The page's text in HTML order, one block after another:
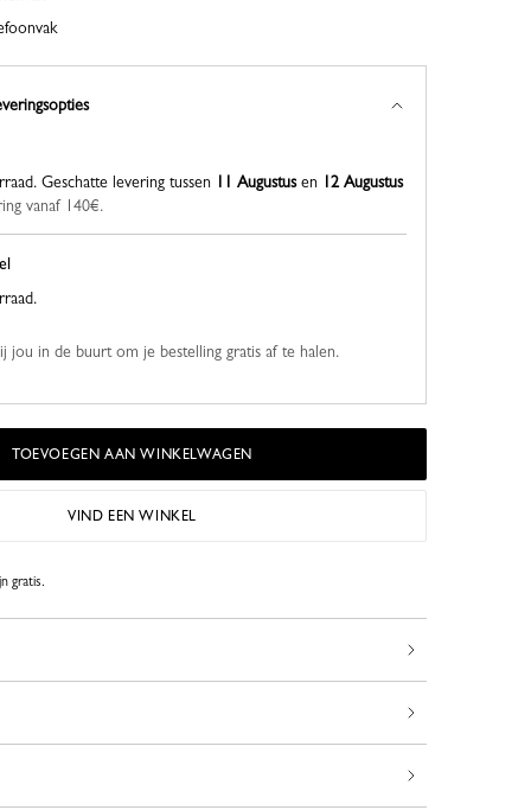
jou in de buurt om je bestelling gratis af te halen.
Geschatte levering tussen 11 Augustusen 12 Augustus
vanaf 140€.
TOEVOEGEN AAN WINKELWAGEN
VIND EEN WINKEL
gratis.